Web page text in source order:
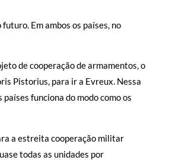
Em ambos os países, no
de cooperação de armamentos, o
Pistorius, para ir a Evreux. Nessa
funciona do modo como os
a estreita cooperação militar
todas as unidades por